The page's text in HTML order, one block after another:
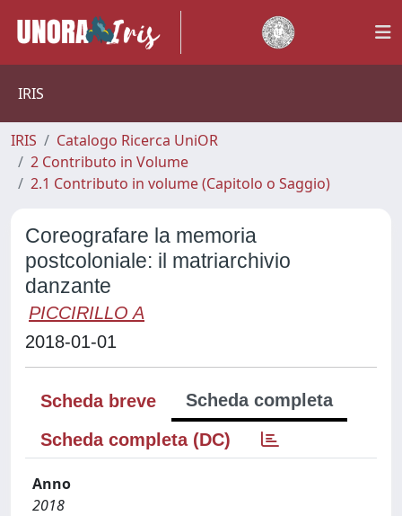
IRIS
IRIS
Catalogo Ricerca UniOR
2 Contributo in Volume
2.1 Contributo in volume (Capitolo o Saggio)
Coreografare la memoria
postcoloniale: il matriarchivio
danzante
PICCIRILLO A
2018-01-01
Scheda breve
Scheda completa
Scheda completa (DC)
Anno
2018